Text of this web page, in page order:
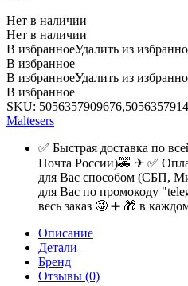
Нет в наличии
Нет в наличии
В избранноеУдалить из
В избранное
В избранноеУдалить из
В избранное
SKU:
Maltesers
✅ Быстрая доставка по
Почта России)🚕 ✈ ✅
для Вас способом (СБП,
для Вас по промокоду
весь заказ 🤩 ➕ 🎁 в
Описание
Детали
Бренд
Отзывы (0)